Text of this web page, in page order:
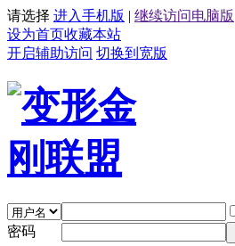
请选择 进入手机版 | 继续访问电脑版
设为首页收藏本站
开启辅助访问 切换到宽版
密码